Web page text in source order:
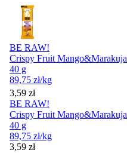
BE RAW!
Crispy Fruit Mango&Marakuja
40 g
89,75 zł/kg
Cena
3,59 zł
BE RAW!
Crispy Fruit Mango&Marakuja
40 g
89,75 zł/kg
Cena
3,59 zł